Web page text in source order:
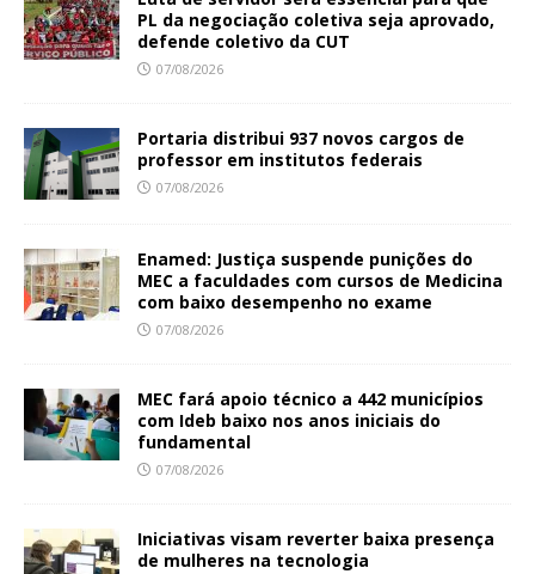
PL da negociação coletiva seja aprovado,
defende coletivo da CUT
07/08/2026
Portaria distribui 937 novos cargos de
professor em institutos federais
07/08/2026
Enamed: Justiça suspende punições do
MEC a faculdades com cursos de Medicina
com baixo desempenho no exame
07/08/2026
MEC fará apoio técnico a 442 municípios
com Ideb baixo nos anos iniciais do
fundamental
07/08/2026
Iniciativas visam reverter baixa presença
de mulheres na tecnologia